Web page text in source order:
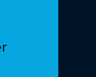
kran